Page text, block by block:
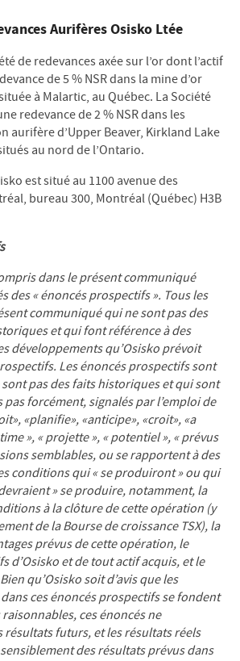
Aurifères Osisko Ltée
de redevances axée sur l’or dont l’actif
de 5 % NSR dans la mine d’or
à Malartic, au Québec. La Société
redevance de 2 % NSR dans les
aurifère d’Upper Beaver, Kirkland Lake
au nord de l’Ontario.
est situé au 1100 avenue des
bureau 300, Montréal (Québec) H3B
dans le présent communiqué
des « énoncés prospectifs ». Tous les
communiqué qui ne sont pas des
et qui font référence à des
développements qu’Osisko prévoit
Les énoncés prospectifs sont
pas des faits historiques et qui sont
forcément, signalés par l’emploi de
«planifie», «anticipe», «croit», «a
», « projette », « potentiel », « prévus
semblables, ou se rapportent à des
conditions qui « se produiront » ou qui
» se produire, notamment, la
à la clôture de cette opération (y
de la Bourse de croissance TSX), la
prévus de cette opération, le
d’Osisko et de tout actif acquis, et le
qu’Osisko soit d’avis que les
ces énoncés prospectifs se fondent
ces énoncés ne
résultats futurs, et les résultats réels
des résultats prévus dans